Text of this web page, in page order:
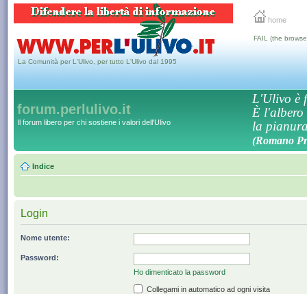
home
La Comunità per L'Ulivo, per tutto L'Ulivo dal 1995
FAIL (the
forum.perlulivo.it
Il forum libero per chi sostiene i valori dell'Ulivo
L'Ulivo è
È l'albero
la
(Romano
Indice
Login
Nome utente:
Password:
Ho dimenticato la password
Collegami in automatico ad ogni visita